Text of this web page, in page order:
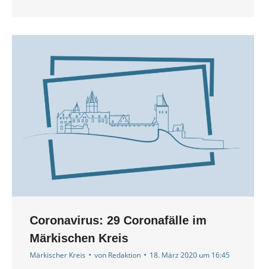
Coronavirus: 29 Coronafälle im
Märkischen Kreis
Märkischer Kreis von Redaktion 18. März 2020 um 16:45